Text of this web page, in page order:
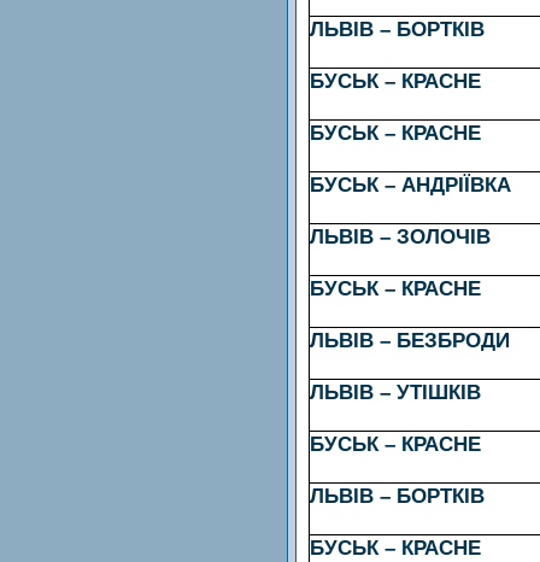
ЛЬВІВ – БОРТКІВ
БУСЬК – КРАСНЕ
БУСЬК – КРАСНЕ
БУСЬК – АНДРІЇВКА
ЛЬВІВ – ЗОЛОЧІВ
БУСЬК – КРАСНЕ
ЛЬВІВ – БЕЗБРОДИ
ЛЬВІВ – УТІШКІВ
БУСЬК – КРАСНЕ
ЛЬВІВ – БОРТКІВ
БУСЬК – КРАСНЕ